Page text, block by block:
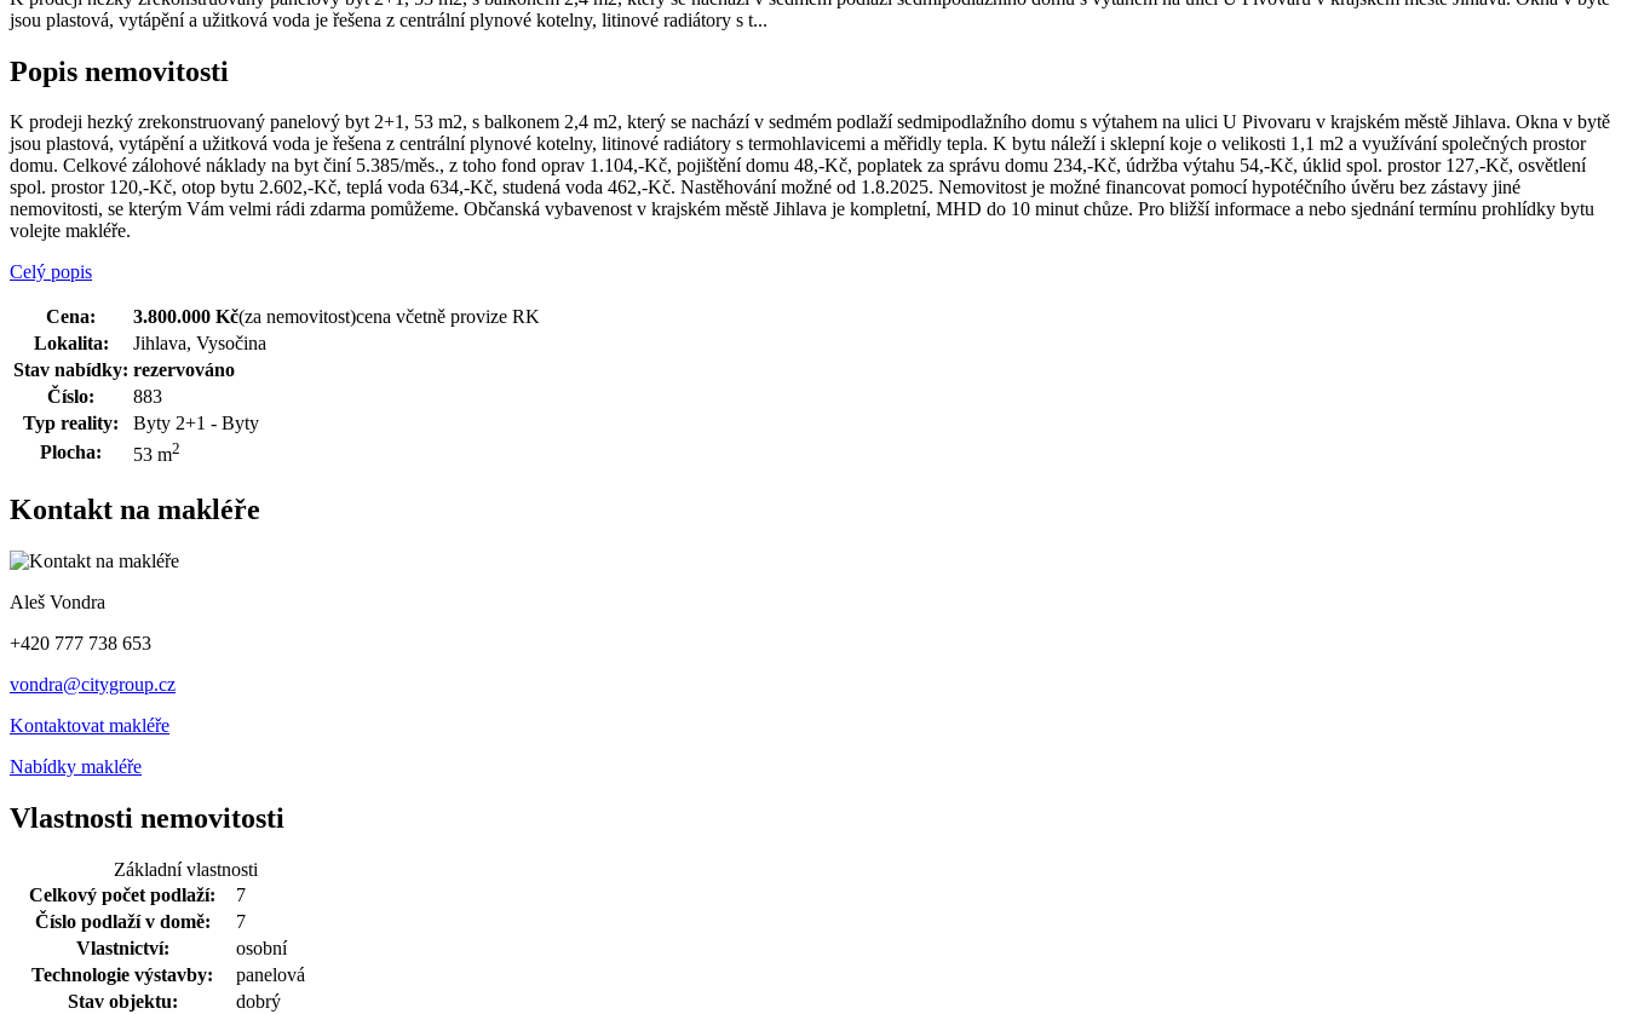
jsou plastová, vytápění a užitková voda je řešena z centrální plynové kotelny, litinové radiátory s t...
Popis nemovitosti
K prodeji hezký zrekonstruovaný panelový byt 2+1, 53 m2, s balkonem 2,4 m2, který se nachází v sedmém podlaží sedmipodlažního domu s výtahem na ulici U Pivovaru v krajském městě Jihlava. Okna v bytě
jsou plastová, vytápění a užitková voda je řešena z centrální plynové kotelny, litinové radiátory s termohlavicemi a měřidly tepla. K bytu náleží i sklepní koje o velikosti 1,1 m2 a využívání společných prostor
domu. Celkové zálohové náklady na byt činí 5.385/měs., z toho fond oprav 1.104,-Kč, pojištění domu 48,-Kč, poplatek za správu domu 234,-Kč, údržba výtahu 54,-Kč, úklid spol. prostor 127,-Kč, osvětlení
spol. prostor 120,-Kč, otop bytu 2.602,-Kč, teplá voda 634,-Kč, studená voda 462,-Kč. Nastěhování možné od 1.8.2025. Nemovitost je možné financovat pomocí hypotéčního úvěru bez zástavy jiné
nemovitosti, se kterým Vám velmi rádi zdarma pomůžeme. Občanská vybavenost v krajském městě Jihlava je kompletní, MHD do 10 minut chůze. Pro bližší informace a nebo sjednání termínu prohlídky bytu
volejte makléře.
Celý popis
Cena: 3.800.000 Kč(za nemovitost)cena včetně provize RK
Lokalita:
Jihlava, Vysočina
Stav nabídky: rezervováno
Číslo:
883
Typ reality:
Byty 2+1 - Byty
Plocha:
53 m2
Kontakt na makléře
Aleš Vondra
+420 777 738 653
vondra@citygroup.cz
Kontaktovat makléře
Nabídky makléře
Vlastnosti nemovitosti
Základní vlastnosti
Celkový počet podlaží:
7
Číslo podlaží v domě:
7
Vlastnictví:
osobní
Technologie výstavby:
panelová
Stav objektu:
dobrý